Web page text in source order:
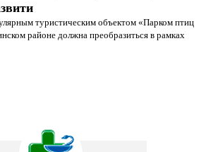
туристическим объектом «Парком птиц
районе должна преобразиться в рамках